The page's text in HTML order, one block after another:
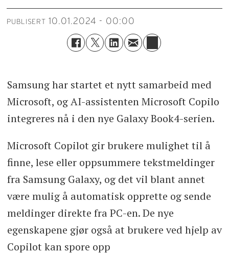
PUBLISERT 10.01.2024 - 00:00
Samsung har startet et nytt samarbeid med
Microsoft, og AI-assistenten Microsoft Copilo
integreres nå i den nye Galaxy Book4-serien.
Microsoft Copilot gir brukere mulighet til å
finne, lese eller oppsummere tekstmeldinger
fra Samsung Galaxy, og det vil blant annet
være mulig å automatisk opprette og sende
meldinger direkte fra PC-en. De nye
egenskapene gjør også at brukere ved hjelp av
Copilot kan spore opp